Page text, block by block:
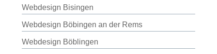
Webdesign Bisingen
Webdesign Böbingen an der Rems
Webdesign Böblingen